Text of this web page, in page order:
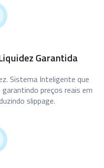
Garantida
Sistema Inteligente que
preços reais em
slippage.